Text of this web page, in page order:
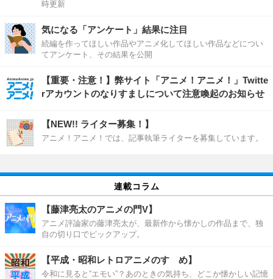
時更新
気になる「アンケート」結果に注目
続編を作ってほしい作品やアニメ化してほしい作品などについ
てアンケート、その結果を公開
【重要・注意！】弊サイト「アニメ！アニメ！」Twitte
rアカウントのなりすましについて注意喚起のお知らせ
【NEW!! ライター募集！】
アニメ！アニメ！では、記事執筆ライターを募集しています。
連載コラム
【藤津亮太のアニメの門V】
アニメ評論家の藤津亮太が、最新作から懐かしの作品まで、独
自の切り口でピックアップ。
【平成・昭和レトロアニメのすゝめ】
令和に見ると“エモい”？あのときの気持ち、どこか懐かしい記憶